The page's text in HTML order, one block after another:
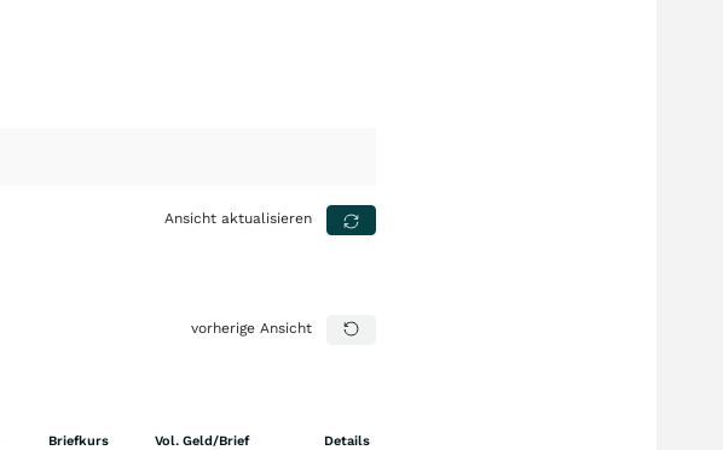
Ansicht aktualisieren
vorherige Ansicht
Briefkurs Vol. Geld/Brief Details